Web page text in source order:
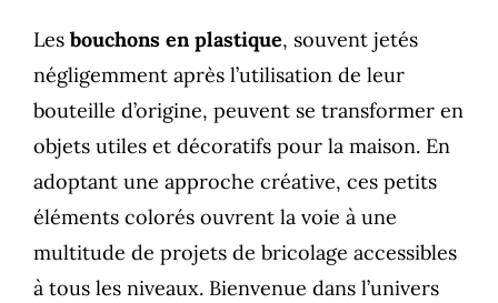
Les bouchons en plastique, souvent jetés
négligemment après l’utilisation de leur
bouteille d’origine, peuvent se transformer en
objets utiles et décoratifs pour la maison. En
adoptant une approche créative, ces petits
éléments colorés ouvrent la voie à une
multitude de projets de bricolage accessibles
à tous les niveaux. Bienvenue dans l’univers